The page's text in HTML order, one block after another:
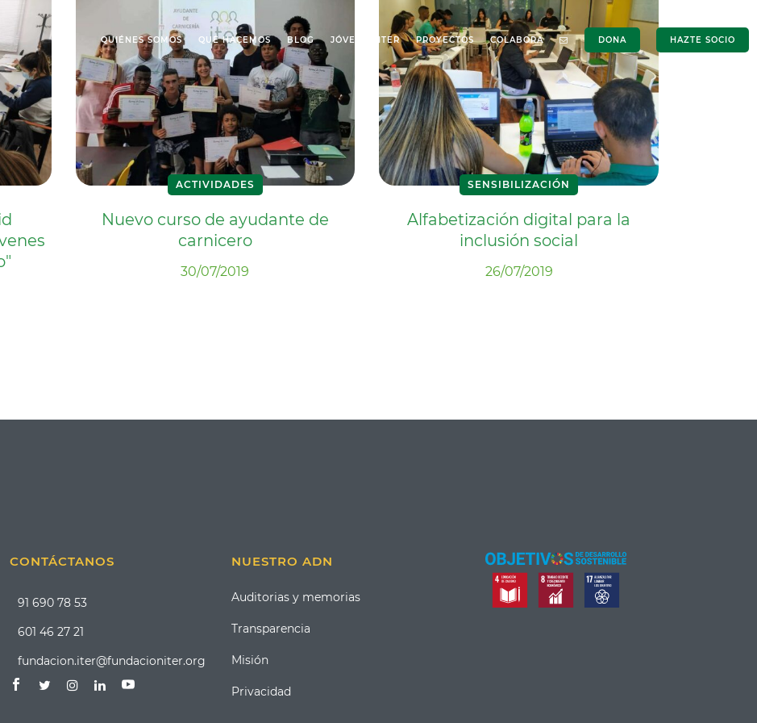
QUIÉNES SOMOS QUÉ HACEMOS BLOG JÓVENES ITER PROYECTOS COLABORA DONA HAZTE SOCIO
ACTIVIDADES
Nuevo curso de ayudante de
carnicero
30/07/2019
SENSIBILIZACIÓN
Alfabetización digital para la
inclusión social
26/07/2019
CONTÁCTANOS
91 690 78 53
601 46 27 21
fundacion.iter@fundacioniter.org
NUESTRO ADN
Auditorias y memorias
Transparencia
Misión
Privacidad